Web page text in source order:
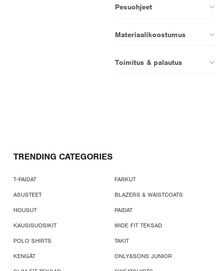
Pesuohjeet
Materiaalikoostumus
Toimitus & palautus
TRENDING CATEGORIES
T-PAIDAT
FARKUT
ASUSTEET
BLAZERS & WAISTCOATS
HOUSUT
PAIDAT
KAUSISUOSIKIT
WIDE FIT TEKSAD
POLO SHIRTS
TAKIT
KENGÄT
ONLY&SONS JUNIOR